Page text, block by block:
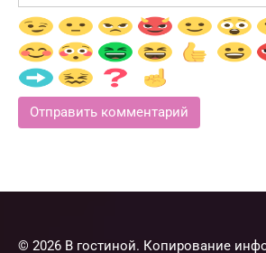
© 2026 В гостиной. Копирование